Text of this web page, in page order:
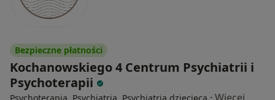
Bezpieczne płatności
Kochanowskiego 4 Centrum Psychiatrii i
Psychoterapii